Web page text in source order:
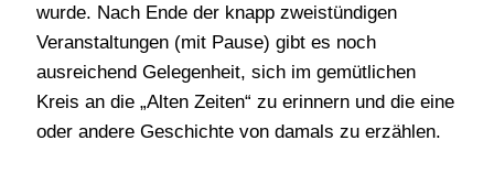
wurde. Nach Ende der knapp zweistündigen
Veranstaltungen (mit Pause) gibt es noch
ausreichend Gelegenheit, sich im gemütlichen
Kreis an die „Alten Zeiten“ zu erinnern und die eine
oder andere Geschichte von damals zu erzählen.